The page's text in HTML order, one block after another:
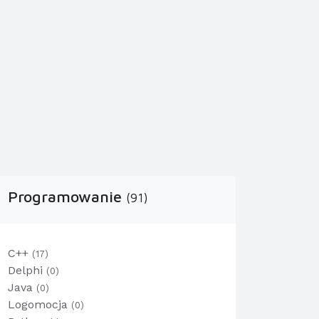
Programowanie (91)
C++ (17)
Delphi (0)
Java (0)
Logomocja (0)